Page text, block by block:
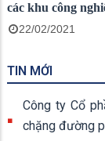
các khu công
22/02/2021
TIN MỚI
Công ty Cổ
chặng đường